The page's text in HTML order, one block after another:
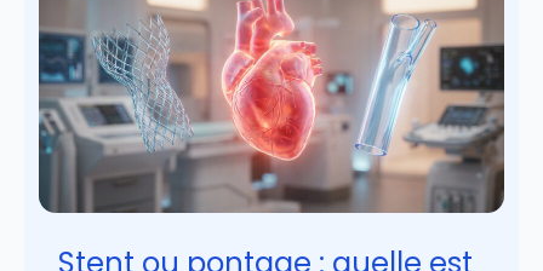
Stent ou pontage : quelle est